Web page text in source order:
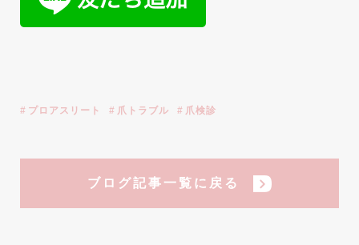
プロアスリート 爪トラブル 爪検診
ブログ記事一覧に戻る